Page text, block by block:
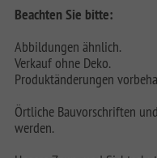
Beachten Sie bitte:
Abbildungen ähnlich.
Verkauf ohne Deko.
Produktänderungen
Örtliche Bauvorschriften
werden.